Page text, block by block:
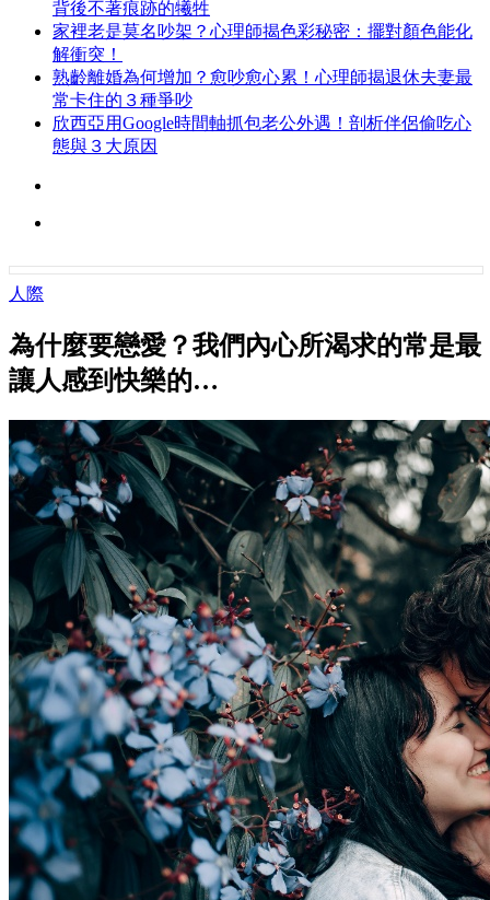
背後不著痕跡的犧牲
家裡老是莫名吵架？心理師揭色彩秘密：擺對顏色能化
解衝突！
熟齡離婚為何增加？愈吵愈心累！心理師揭退休夫妻最
常卡住的３種爭吵
欣西亞用Google時間軸抓包老公外遇！剖析伴侶偷吃心
態與３大原因
人際
為什麼要戀愛？我們內心所渴求的常是最
讓人感到快樂的…